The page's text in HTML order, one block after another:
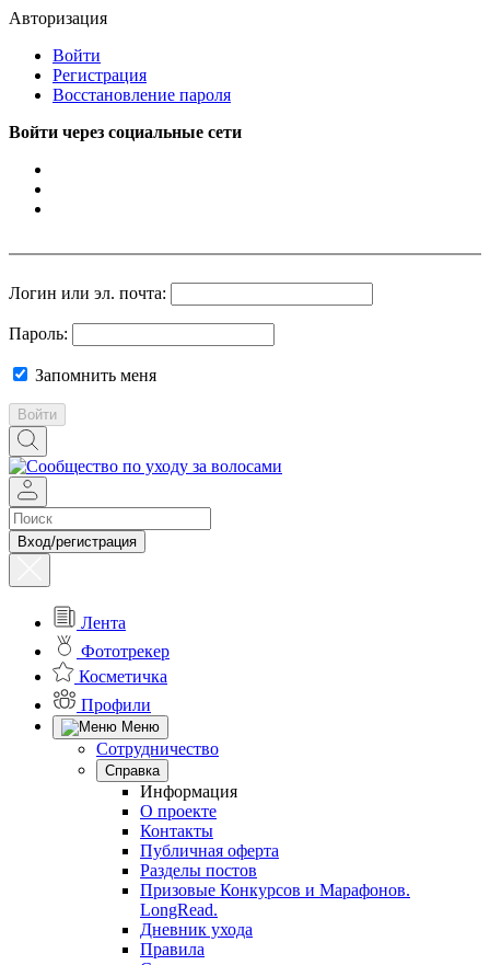
Авторизация
Войти
Регистрация
Восстановление пароля
Войти через социальные сети
Логин или эл. почта:
Пароль:
Запомнить меня
Войти
Вход/регистрация
Лента
Фототрекер
Косметичка
Профили
Меню
Сотрудничество
Справка
Информация
О проекте
Контакты
Публичная оферта
Разделы постов
Призовые Конкурсов и Марафонов.
LongRead.
Дневник ухода
Правила